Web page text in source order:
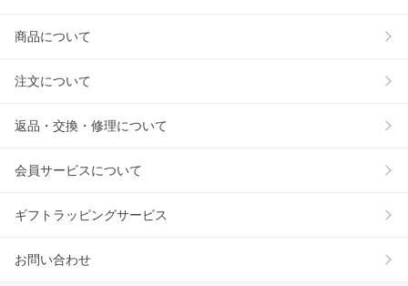
商品について
注文について
返品・交換・修理について
会員サービスについて
ギフトラッピングサービス
お問い合わせ